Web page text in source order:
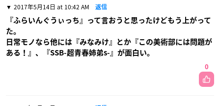
2017年5月14日 at 10:42 AM 返信
『ふらいんぐうぃっち』って言おうと思ったけどもう上がって
た。
日常モノなら他には『みなみけ』とか『この美術部には問題が
ある！』、『SSB-超青春姉弟s-』が面白い。
0